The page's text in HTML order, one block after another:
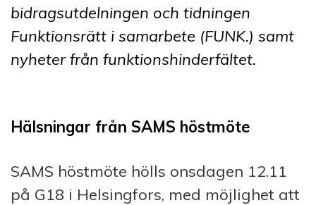
bidragsutdelningen och tidningen
Funktionsrätt i samarbete (FUNK.) samt
nyheter från funktionshinderfältet.
Hälsningar från SAMS höstmöte
SAMS höstmöte hölls onsdagen 12.11
på G18 i Helsingfors, med möjlighet att